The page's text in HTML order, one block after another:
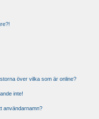
över vilka som är online?
inte!
användarnamn?